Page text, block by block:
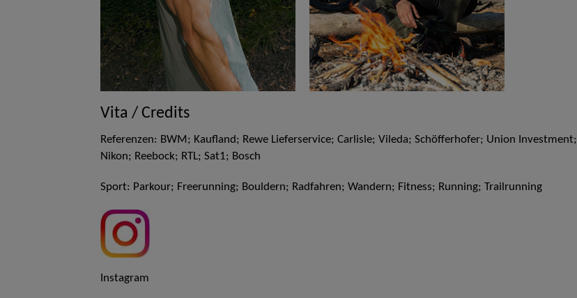
Vita / Credits
Referenzen: BWM; Kaufland; Rewe Lieferservice; Carlisle; Vileda; Schöfferhofer; Union Investment;
Nikon; Reebock; RTL; Sat1; Bosch
Sport: Parkour; Freerunning; Bouldern; Radfahren; Wandern; Fitness; Running; Trailrunning
Instagram